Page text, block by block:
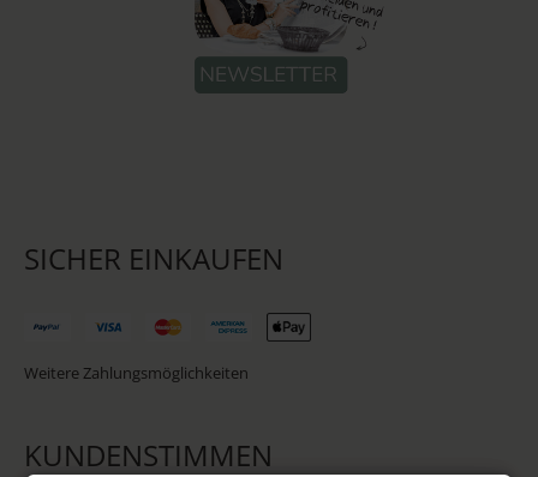
SICHER EINKAUFEN
Weitere Zahlungsmöglichkeiten
KUNDENSTIMMEN